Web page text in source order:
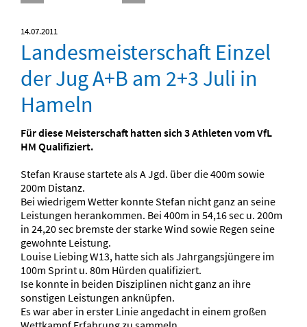
14.07.2011
Landesmeisterschaft Einzel
der Jug A+B am 2+3 Juli in
Hameln
Für diese Meisterschaft hatten sich 3 Athleten vom VfL
HM Qualifiziert.
Stefan Krause startete als A Jgd. über die 400m sowie
200m Distanz.
Bei wiedrigem Wetter konnte Stefan nicht ganz an seine
Leistungen herankommen. Bei 400m in 54,16 sec u. 200m
in 24,20 sec bremste der starke Wind sowie Regen seine
gewohnte Leistung.
Louise Liebing W13, hatte sich als Jahrgangsjüngere im
100m Sprint u. 80m Hürden qualifiziert.
Ise konnte in beiden Disziplinen nicht ganz an ihre
sonstigen Leistungen anknüpfen.
Es war aber in erster Linie angedacht in einem großen